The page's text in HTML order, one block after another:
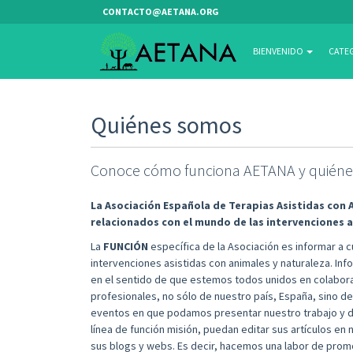
Quiénes Somos - AETANACONTACTO@AETANA.ORG
BIENVENIDO
Quiénes somos
Conoce cómo funciona AETANAy
La Asociación Española de Terapias Asistidas con
relacionados con el mundo de las intervenciones
La FUNCIÓN específica de la Asociación es informar a
intervenciones asistidas con animales y naturaleza.
en el sentido de que estemos todos unidos en
profesionales, no sólo de nuestro país, España, sino
eventos en que podamos presentar nuestro trabajo y
línea de función misión, puedan editar sus artículos
sus blogs y webs. Es decir, hacemos una labor de